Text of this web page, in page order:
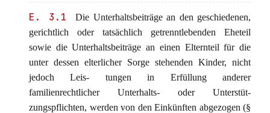
E. 3.1
Die Unterhaltsbeiträge an den geschiedenen,
gerichtlich oder tatsächlich getrenntlebenden Eheteil
sowie die Unterhaltsbeiträge an einen Elternteil für die
unter dessen elterlicher Sorge stehenden Kinder, nicht
jedoch Leis- tungen in Erfüllung anderer
familienrechtlicher Unterhalts- oder Unterstüt-
zungspflichten, werden von den Einkünften abgezogen (§